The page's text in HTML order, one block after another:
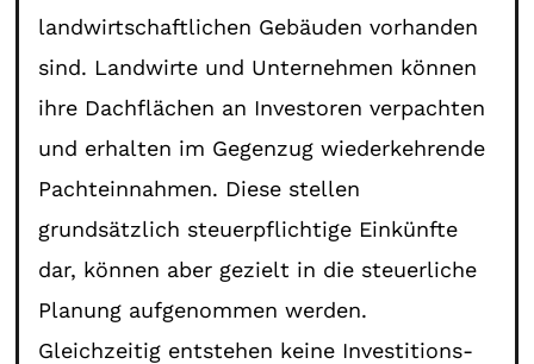
landwirtschaftlichen Gebäuden vorhanden
sind. Landwirte und Unternehmen können
ihre Dachflächen an Investoren verpachten
und erhalten im Gegenzug wiederkehrende
Pachteinnahmen. Diese stellen
grundsätzlich steuerpflichtige Einkünfte
dar, können aber gezielt in die steuerliche
Planung aufgenommen werden.
Gleichzeitig entstehen keine Investitions-